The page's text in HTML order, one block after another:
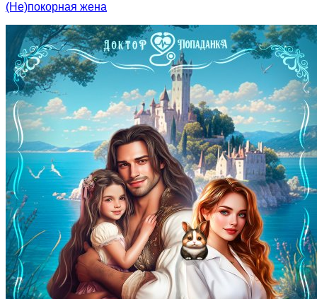
(Не)покорная жена